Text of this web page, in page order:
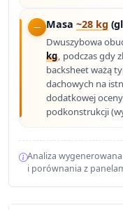
Masa~28 kg
Dwuszybowa
kg, podczas gdy
backsheet ważą
dachowych na
dodatkowej
podkonstrukcji
Analiza
i porównania z